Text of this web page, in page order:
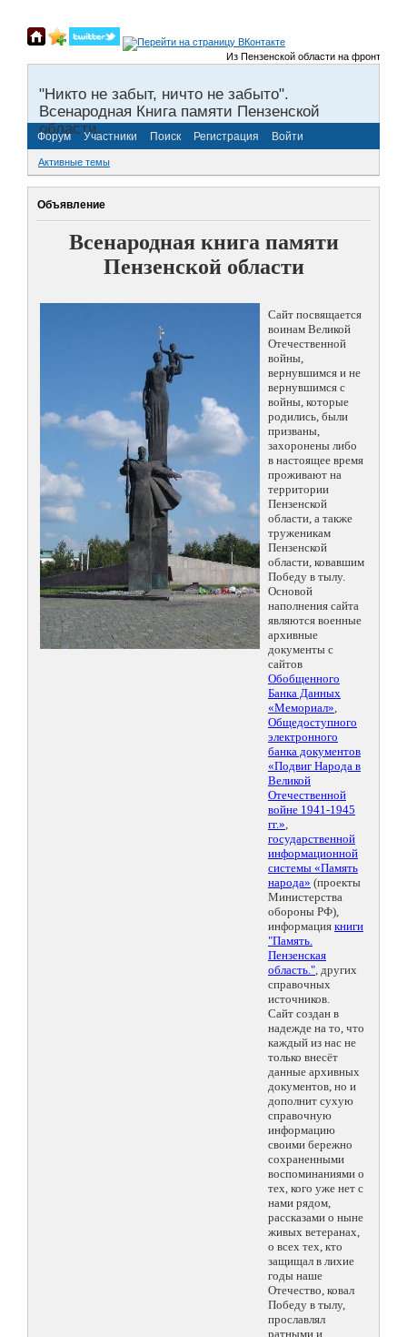
Из Пензенской области на фронты
"Никто не забыт, ничто не забыто".
Всенародная Книга памяти Пензенской
области.
Форум Участники Поиск Регистрация Войти
Активные темы
Объявление
Всенародная книга памяти
Пензенской области
Сайт посвящается
воинам Великой
Отечественной
войны,
вернувшимся и не
вернувшимся с
войны, которые
родились, были
призваны,
захоронены либо
в настоящее время
проживают на
территории
Пензенской
области, а также
труженикам
Пензенской
области, ковавшим
Победу в тылу.
Основой
наполнения сайта
являются военные
архивные
документы с
сайтов
Обобщенного
Банка Данных
«Мемориал»,
Общедоступного
электронного
банка документов
«Подвиг Народа в
Великой
Отечественной
войне 1941-1945
гг.»,
государственной
информационной
системы «Память
народа» (проекты
Министерства
обороны РФ),
информация книги
"Память.
Пензенская
область.", других
справочных
источников.
Сайт создан в
надежде на то, что
каждый из нас не
только внесёт
данные архивных
документов, но и
дополнит сухую
справочную
информацию
своими бережно
сохраненными
воспоминаниями о
тех, кого уже нет с
нами рядом,
рассказами о ныне
живых ветеранах,
о всех тех, кто
защищал в лихие
годы наше
Отечество, ковал
Победу в тылу,
прославлял
ратными и